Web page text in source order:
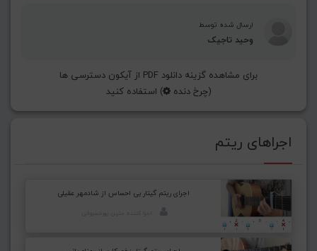
ارسال شده توسط
وحید تاجیک
برای مشاهده گزینه دانلود PDF از آیکون دسترسی ها
(چرخ دنده ) استفاده کنید
اجراهای ریتم
اجرای ریتم گیتار بی احساس از شادمهر عقیلی